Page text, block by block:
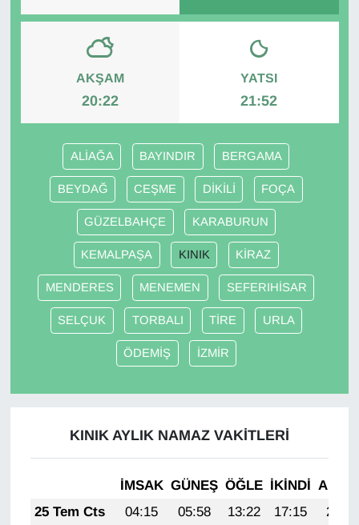
AKŞAM
20:22
YATSI
21:52
ALİAĞA BAYINDIR BERGAMA
BEYDAĞ CEŞME DİKİLİ FOÇA
GÜZELBAHÇE KARABURUN
KEMALPAŞA KINIK KİRAZ
MENDERES MENEMEN SEFERIHİSAR
SELÇUK TORBALI TİRE URLA
ÖDEMİŞ İZMİR
KINIK AYLIK NAMAZ VAKITLERI
İMSAK GÜNEŞ ÖĞLE İKINDI
25 Tem Cts
04:15 05:58 13:22 17:15
20:36
Gündem
HABERDE İNSAN
İngilizce
Kadın
Kamu Alımları
Kim Kimdir?
Kültür & Sanat
KURDÎ
MAGAZİN
ONE EKONOMİ